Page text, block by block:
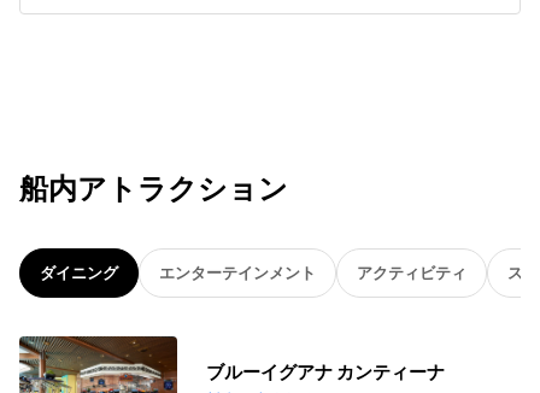
船内アトラクション
ダイニング エンターテインメント アクティビティ ス
ブルーイグアナ カンティーナ